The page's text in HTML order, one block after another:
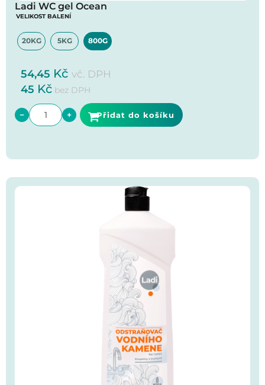
Ladi WC gel Ocean
VELIKOST BALENÍ
20KG 5KG 800G
54,45 Kč vč. DPH
45 Kč bez DPH
− + Přidat do košíku